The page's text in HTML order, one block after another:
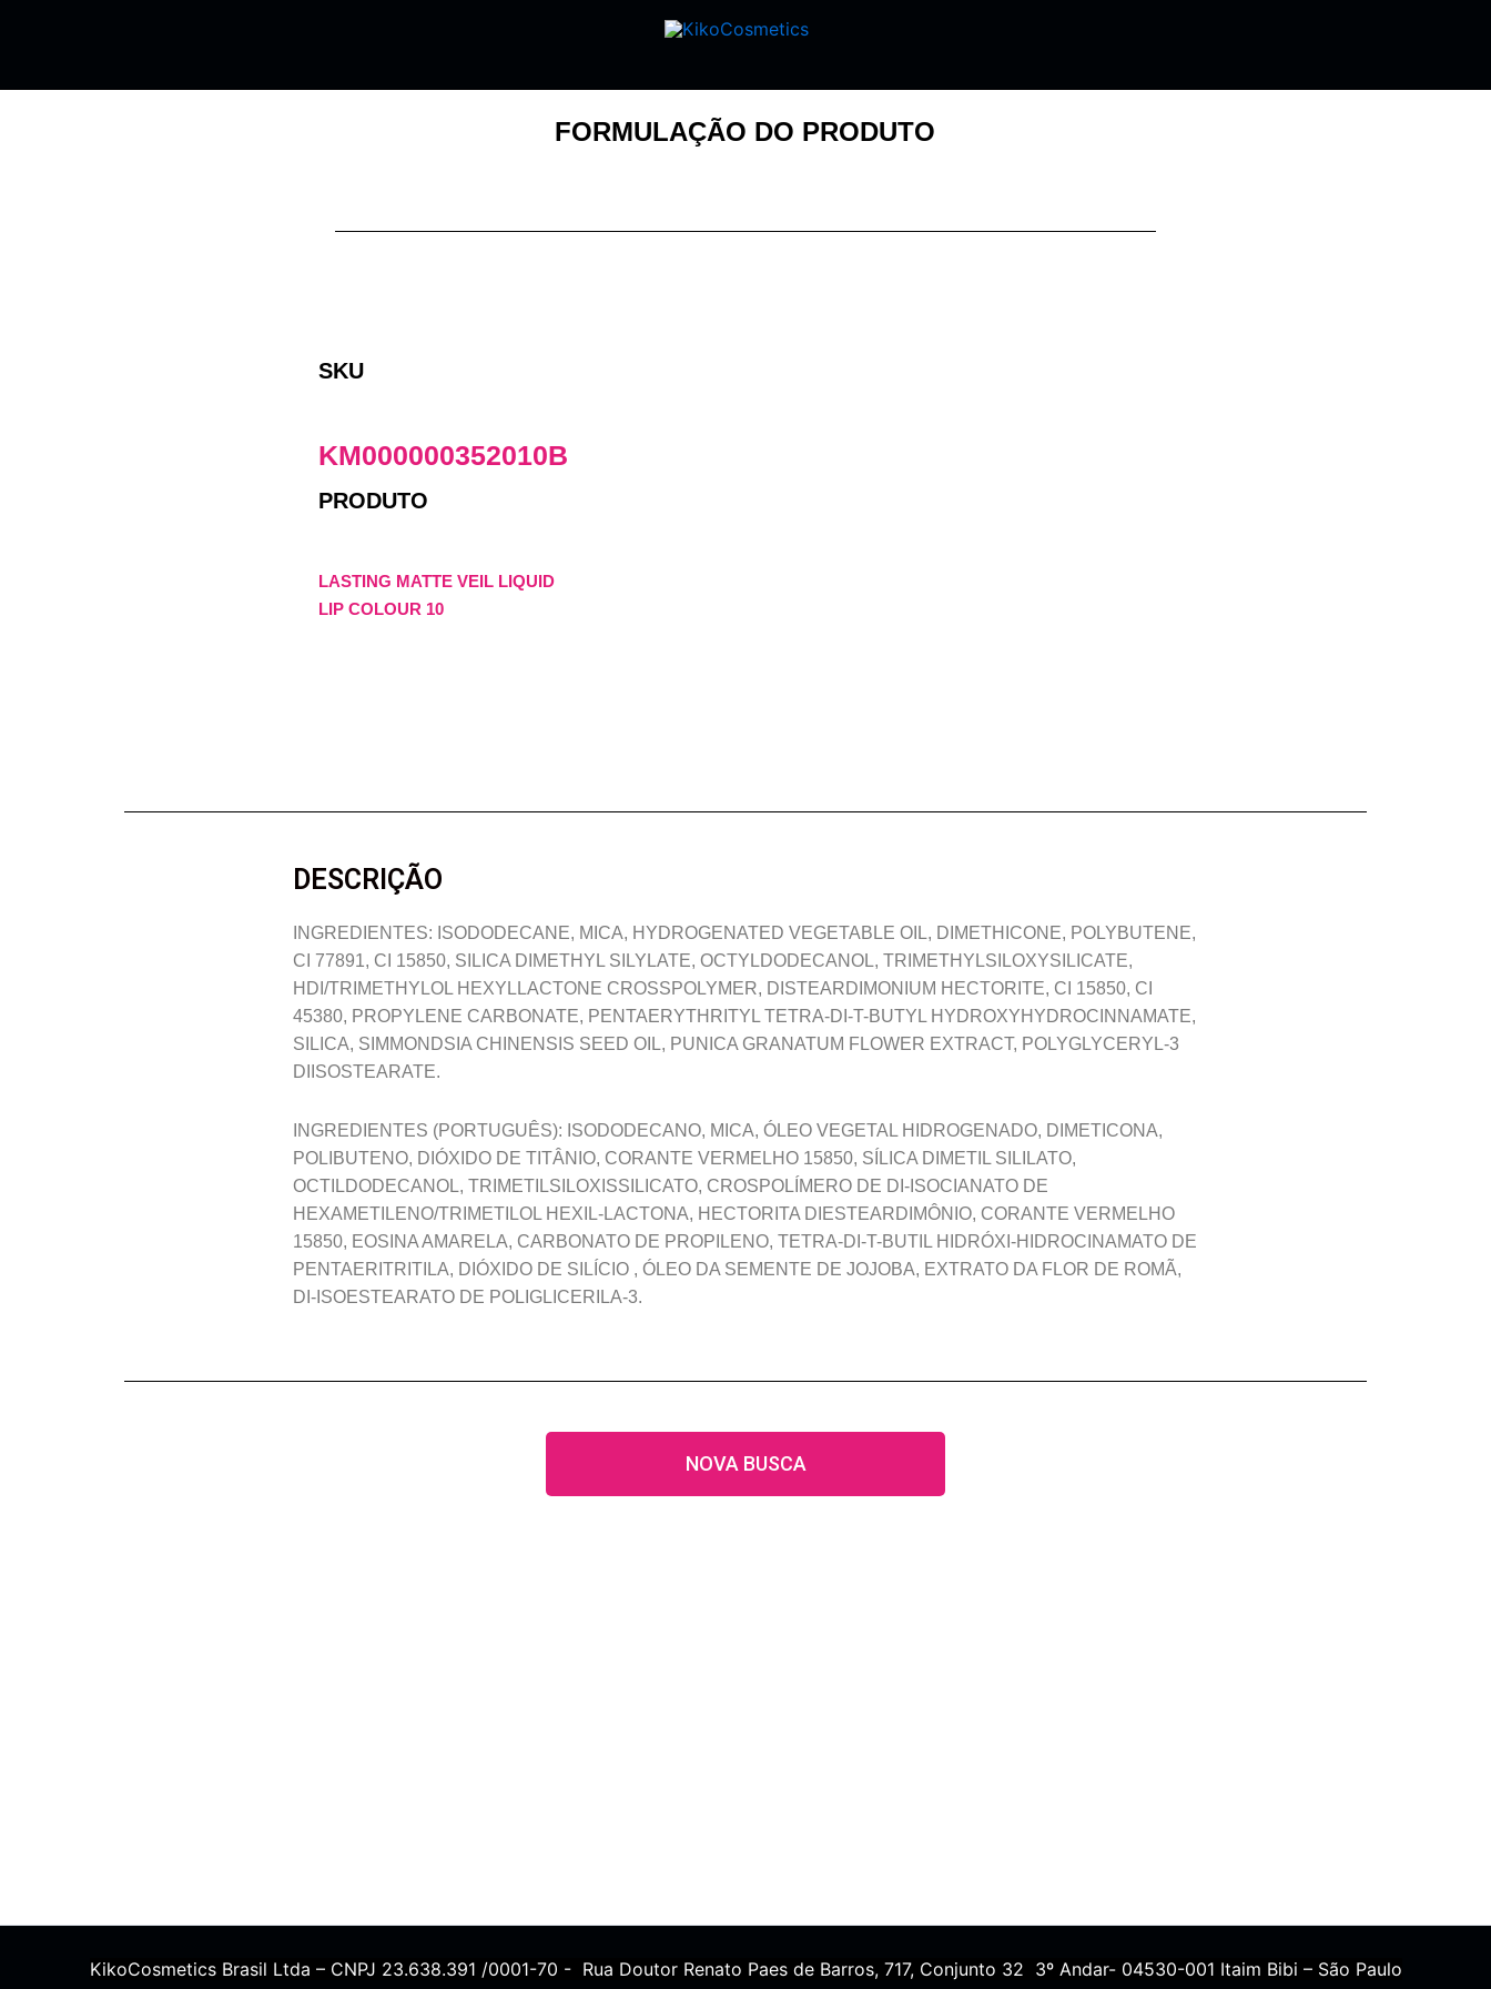
FORMULAÇÃO DO PRODUTO
SKU
KM000000352010B
PRODUTO
LASTING MATTE VEIL LIQUID
LIP COLOUR 10
DESCRIÇÃO
INGREDIENTES: ISODODECANE, MICA, HYDROGENATED VEGETABLE OIL, DIMETHICONE, POLYBUTENE,
CI 77891, CI 15850, SILICA DIMETHYL SILYLATE, OCTYLDODECANOL, TRIMETHYLSILOXYSILICATE,
HDI/TRIMETHYLOL HEXYLLACTONE CROSSPOLYMER, DISTEARDIMONIUM HECTORITE, CI 15850, CI
45380, PROPYLENE CARBONATE, PENTAERYTHRITYL TETRA-DI-T-BUTYL HYDROXYHYDROCINNAMATE,
SILICA, SIMMONDSIA CHINENSIS SEED OIL, PUNICA GRANATUM FLOWER EXTRACT, POLYGLYCERYL-3
DIISOSTEARATE.
INGREDIENTES (PORTUGUÊS): ISODODECANO, MICA, ÓLEO VEGETAL HIDROGENADO, DIMETICONA,
POLIBUTENO, DIÓXIDO DE TITÂNIO, CORANTE VERMELHO 15850, SÍLICA DIMETIL SILILATO,
OCTILDODECANOL, TRIMETILSILOXISSILICATO, CROSPOLÍMERO DE DI-ISOCIANATO DE
HEXAMETILENO/TRIMETILOL HEXIL-LACTONA, HECTORITA DIESTEARDIMÔNIO, CORANTE VERMELHO
15850, EOSINA AMARELA, CARBONATO DE PROPILENO, TETRA-DI-T-BUTIL HIDRÓXI-HIDROCINAMATO DE
PENTAERITRITILA, DIÓXIDO DE SILÍCIO , ÓLEO DA SEMENTE DE JOJOBA, EXTRATO DA FLOR DE ROMÃ,
DI-ISOESTEARATO DE POLIGLICERILA-3.
NOVA BUSCA
KikoCosmetics Brasil Ltda – CNPJ 23.638.391 /0001-70 - Rua Doutor Renato Paes de Barros, 717, Conjunto 32 3º Andar- 04530-001 Itaim Bibi – São Paulo